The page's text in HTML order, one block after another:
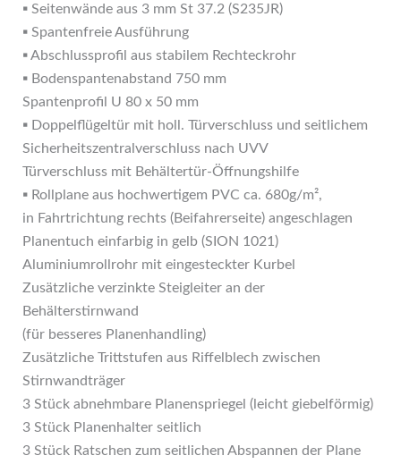
▪ Seitenwände aus 3 mm St 37.2 (S235JR)
▪ Spantenfreie Ausführung
▪ Abschlussprofil aus stabilem Rechteckrohr
▪ Bodenspantenabstand 750 mm
Spantenprofil U 80 x 50 mm
▪ Doppelflügeltür mit holl. Türverschluss und seitlichem
Sicherheitszentralverschluss nach UVV
Türverschluss mit Behältertür-Öffnungshilfe
▪ Rollplane aus hochwertigem PVC ca. 680g/m²,
in Fahrtrichtung rechts (Beifahrerseite) angeschlagen
Planentuch einfarbig in gelb (SION 1021)
Aluminiumrollrohr mit eingesteckter Kurbel
Zusätzliche verzinkte Steigleiter an der
Behälterstirnwand
(für besseres Planenhandling)
Zusätzliche Trittstufen aus Riffelblech zwischen
Stirnwandträger
3 Stück abnehmbare Planenspriegel (leicht giebelförmig)
3 Stück Planenhalter seitlich
3 Stück Ratschen zum seitlichen Abspannen der Plane